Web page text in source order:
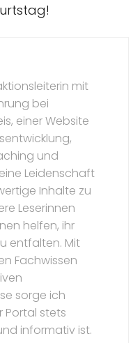
mit
bei
einer Website
und
Leidenschaft
Inhalte zu
Leserinnen
helfen, ihr
entfalten. Mit
Fachwissen
sorge ich
Portal stets
informativ ist.